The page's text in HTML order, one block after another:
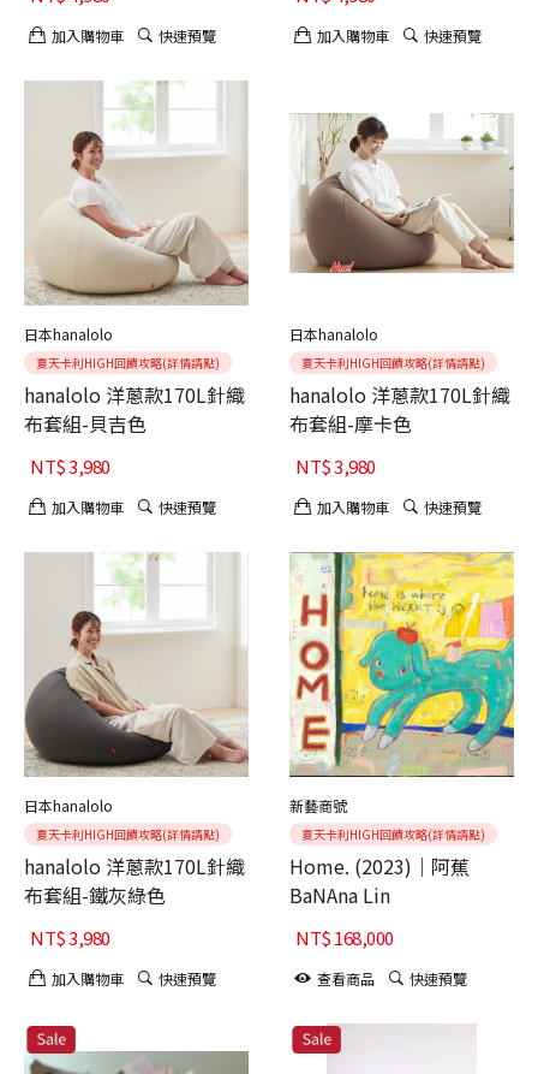
加入購物車 快速預覽 加入購物車 快速預覽
日本hanalolo
夏天卡利HIGH回饋攻略(詳情請點)
hanalolo 洋蔥款170L針織
布套組-貝吉色
NT$3,980
加入購物車 快速預覽
日本hanalolo
夏天卡利HIGH回饋攻略(詳情請點)
hanalolo 洋蔥款170L針織
布套組-摩卡色
NT$3,980
加入購物車 快速預覽
日本hanalolo
夏天卡利HIGH回饋攻略(詳情請點)
hanalolo 洋蔥款170L針織
布套組-鐵灰綠色
NT$3,980
加入購物車 快速預覽
新藝商號
夏天卡利HIGH回饋攻略(詳情請點)
Home. (2023)｜阿蕉
BaNAna Lin
NT$168,000
查看商品 快速預覽